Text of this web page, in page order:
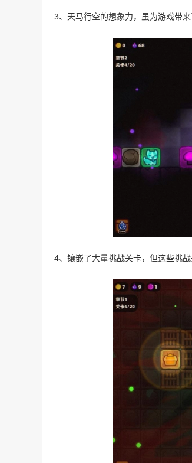
3、天马行空的想象力，虽为游戏带
4、镶嵌了大量挑战关卡，但这些挑